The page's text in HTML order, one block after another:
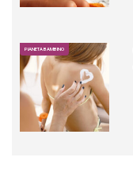
PIANETA BAMBINO